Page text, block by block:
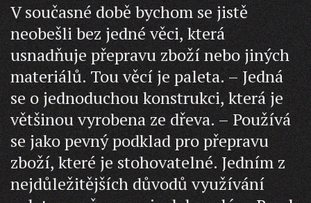
V současné době bychom se jistě
neobešli bez jedné věci, která
usnadňuje přepravu zboží nebo jiných
materiálů. Tou věcí je paleta. – Jedná
se o jednoduchou konstrukci, která je
většinou vyrobena ze dřeva. – Používá
se jako pevný podklad pro přepravu
zboží, které je stohovatelné. Jedním z
nejdůležitějších důvodů využívání